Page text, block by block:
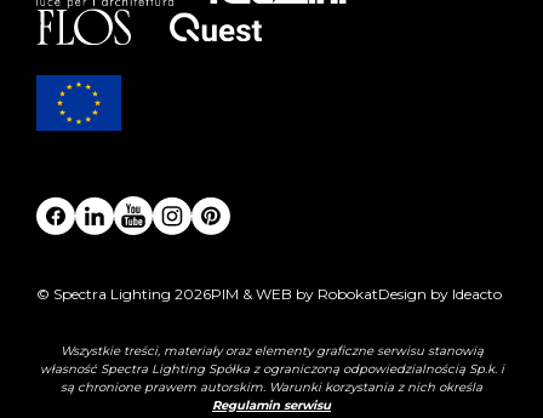
© Spectra Lighting 2026PIM & WEB by RobokatDesign by Ideacto
Wszystkie treści, materiały oraz elementy graficzne serwisu stanowią
własność Spectra Lighting Spółka z ograniczoną odpowiedzialnością Sp.k. i
są chronione prawem autorskim. Warunki korzystania z nich określa
Regulamin serwisu